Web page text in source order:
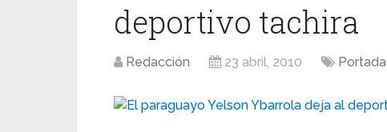
deportivo tachira
Redacción 23 abril, 2010 Portada